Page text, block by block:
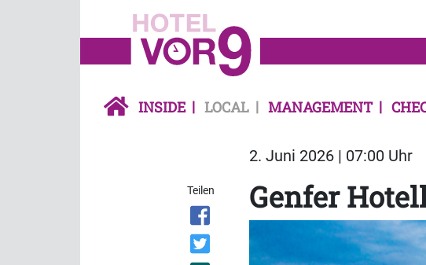
INSIDE LOCAL MANAGEMENT
2. Juni 2026 | 07:00 Uhr
Teilen Genfer